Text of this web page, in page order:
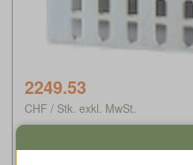
2249.53
CHF / Stk. exkl. MwSt.